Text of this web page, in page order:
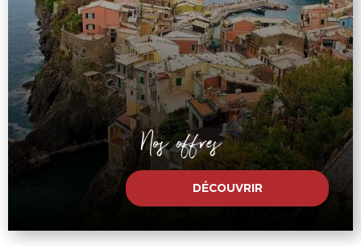
Nos offres
DÉCOUVRIR